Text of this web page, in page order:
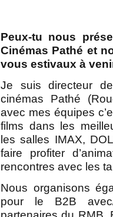
Peux-tu nous
Cinémas Pathé et
vous estivaux à
Je suis directeur
cinémas Pathé
avec mes équipes
films dans les
les salles IMAX,
faire profiter
rencontres avec les
Nous organisons
pour le B2B